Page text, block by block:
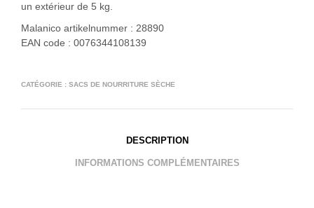
un extérieur de 5 kg.
Malanico artikelnummer : 28890
EAN code : 0076344108139
CATÉGORIE : SACS DE NOURRITURE SÈCHE
DESCRIPTION
INFORMATIONS COMPLÉMENTAIRES